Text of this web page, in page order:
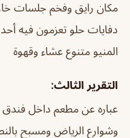
مكان رايق وفخم‬⁩ جلسات
دفايات حلو تعزمون فيه
المنيو متنوع عشاء وقهوة
التقرير الثالث:
عباره عن مطعم داخل فندق
وشوارع الرياض ومسبح